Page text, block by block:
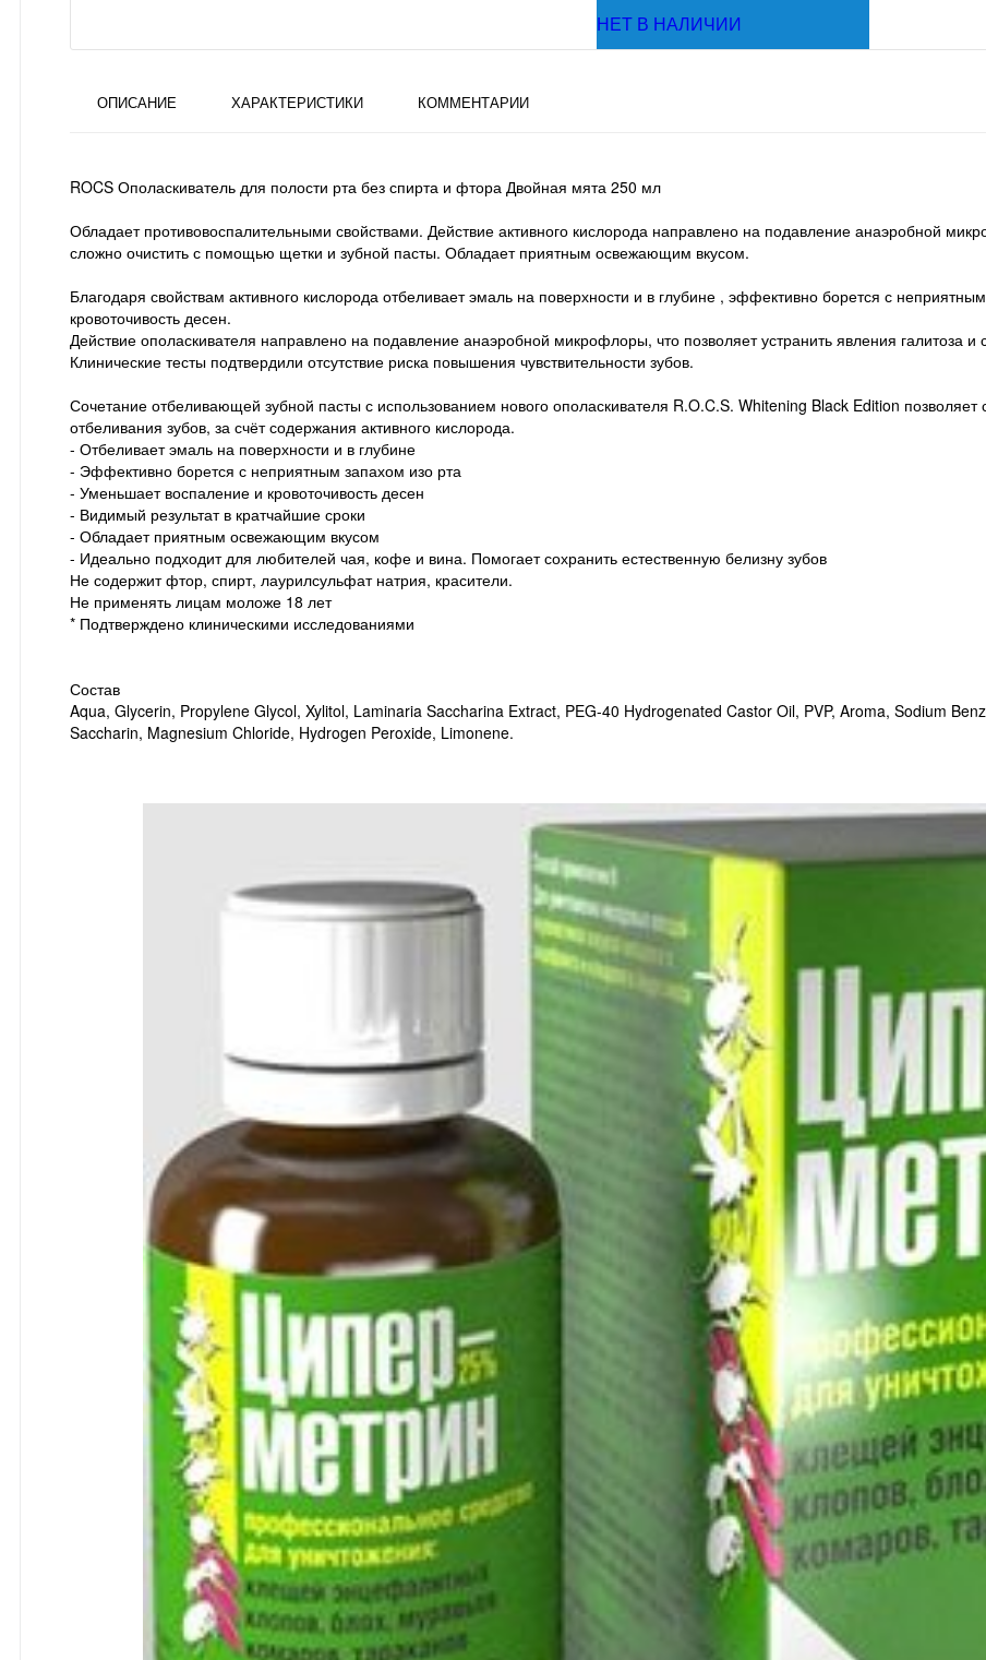
НЕТ В НАЛИЧИИ
ОПИСАНИЕ ХАРАКТЕРИСТИКИ КОММЕНТАРИИ
ROCS Ополаскиватель для полости рта без спирта и фтора Двойная мята 250 мл
Обладает противовоспалительными свойствами. Действие активного кислорода направлено на подавление анаэробной
сложно очистить с помощью щетки и зубной пасты. Обладает приятным освежающим вкусом.
Благодаря свойствам активного кислорода отбеливает эмаль на поверхности и в глубине , эффективно борется с
кровоточивость десен.
Действие ополаскивателя направлено на подавление анаэробной микрофлоры, что позволяет устранить явления галитоза
Клинические тесты подтвердили отсутствие риска повышения чувствительности зубов.
Сочетание отбеливающей зубной пасты с использованием нового ополаскивателя R.O.C.S. Whitening Black Edition
отбеливания зубов, за счёт содержания активного кислорода.
- Отбеливает эмаль на поверхности и в глубине
- Эффективно борется с неприятным запахом изо рта
- Уменьшает воспаление и кровоточивость десен
- Видимый результат в кратчайшие сроки
- Обладает приятным освежающим вкусом
- Идеально подходит для любителей чая, кофе и вина. Помогает сохранить естественную белизну зубов
Не содержит фтор, спирт, лаурилсульфат натрия, красители.
Не применять лицам моложе 18 лет
* Подтверждено клиническими исследованиями
Состав
Aqua, Glycerin, Propylene Glycol, Xylitol, Laminaria Saccharina Extract, PEG-40 Hydrogenated Castor Oil, PVP, Aroma, Sodium
Saccharin, Magnesium Chloride, Hydrogen Peroxide, Limonene.